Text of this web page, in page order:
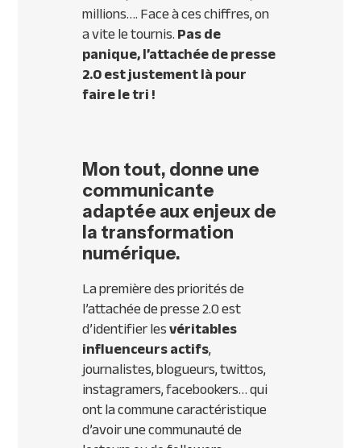
millions…. Face à ces chiffres, on
a vite le tournis.Pas de
panique, l’attachée de presse
2.0 est justement là pour
faire le tri !
Mon tout, donne une
communicante
adaptée aux enjeux de
la transformation
numérique.
La première des priorités de
l’attachée de presse 2.0 est
d’identifier lesvéritables
influenceurs actifs,
journalistes, blogueurs, twittos,
instagramers, facebookers… qui
ont la commune caractéristique
d’avoir une communauté de